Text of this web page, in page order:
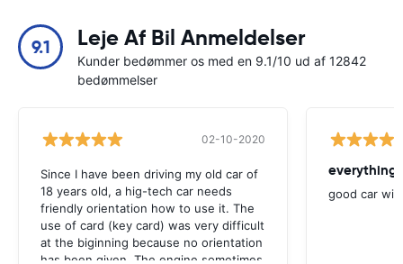
9.1 Leje Af Bil Anmeldelser
Kunder bedømmer os med en 9.1/10 ud af 12842
bedømmelser
02-10-2020
Since I have been driving my old car of
18 years old, a hig-tech car needs
friendly orientation how to use it. The
use of card (key card) was very difficult
at the biginning because no orientation
has been given. The engine sometimes
everything
good car